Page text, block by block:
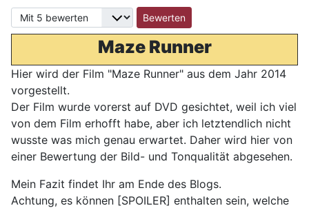
Bitte bewerten
Maze Runner
Hier wird der Film "Maze Runner" aus dem Jahr 2014
vorgestellt.
Der Film wurde vorerst auf DVD gesichtet, weil ich viel
von dem Film erhofft habe, aber ich letztendlich nicht
wusste was mich genau erwartet. Daher wird hier von
einer Bewertung der Bild- und Tonqualität abgesehen.
Mein Fazit findet Ihr am Ende des Blogs.
Achtung, es können [SPOILER] enthalten sein, welche